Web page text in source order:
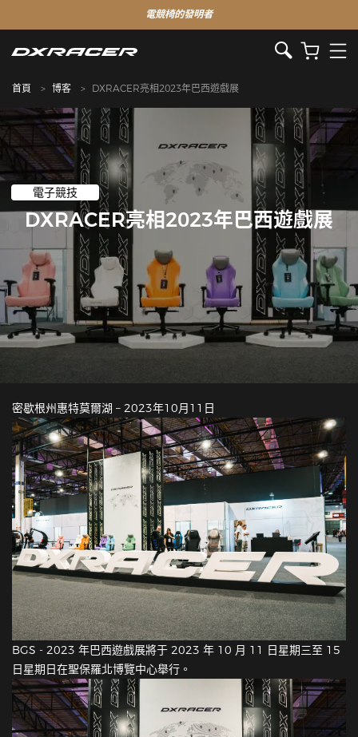
電競椅的發明者
首頁 博客 DXRACER亮相2023年巴西遊戲展
電子競技
DXRACER亮相2023年巴西遊戲展
密歇根州惠特莫爾湖 – 2023年10月11日
BGS - 2023 年巴西遊戲展將于 2023 年 10 月 11 日星期三至 15
日星期日在聖保羅北博覽中心舉行。